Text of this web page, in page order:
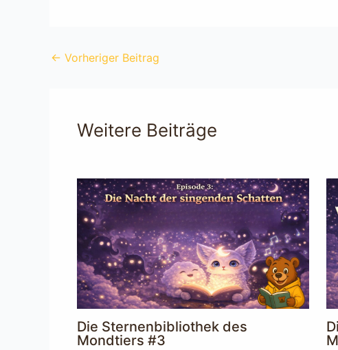
← Vorheriger Beitrag
Weitere Beiträge
Die Sternenbibliothek des
Mondtiers #3